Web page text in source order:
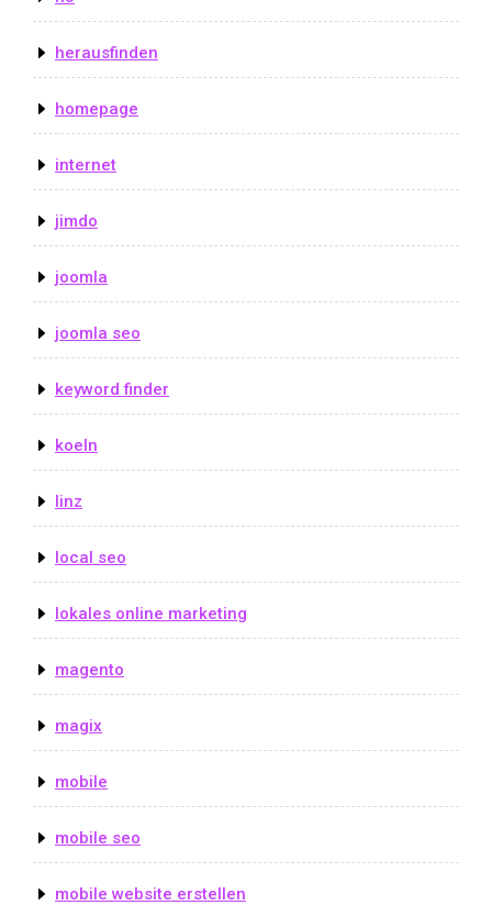
herausfinden
homepage
internet
jimdo
joomla
joomla seo
keyword finder
koeln
linz
local seo
lokales online marketing
magento
magix
mobile
mobile seo
mobile website erstellen